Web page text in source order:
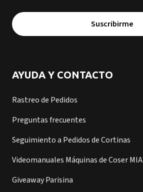
Suscribirme
AYUDA Y CONTACTO
Rastreo de Pedidos
Preguntas frecuentes
Seguimiento a Pedidos de Cortinas
Videomanuales Máquinas de Coser MIA
Giveaway Parisina